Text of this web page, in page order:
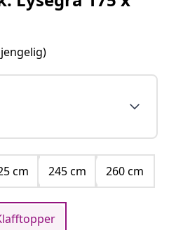
cm 245 cm
260 cm